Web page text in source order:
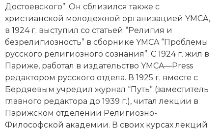
Итория международных отношений
Латинская Америка
Новая история
Новейшая история
Нумизматика
Образование
Достоевского”. Он сблизился также с
христианской молодежной организацией YMCA,
в 1924 г. выступил со статьей “Религия и
безрелигиозность” в сборнике YMCA “Проблемы
русского религиозного сознания”. С 1924 г. жил в
Париже, работал в издательство YMCA—Press
редактором русского отдела. В 1925 г. вместе с
Бердяевым учредил журнал “Путь” (заместитель
главного редактора до 1939 г.), читал лекции в
Парижском отделении Религиозно-
Философской академии. В своих курсах лекций